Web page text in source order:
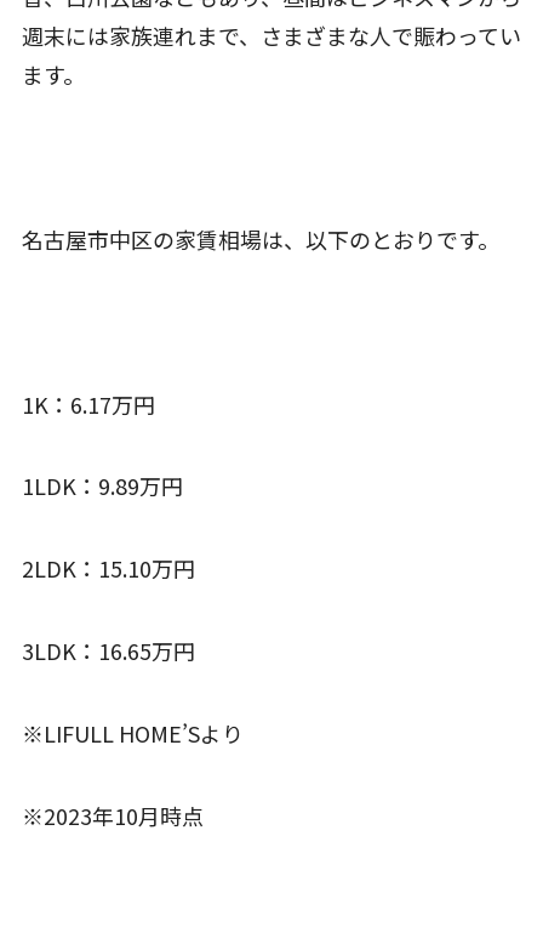
週末には家族連れまで、さまざまな人で賑わってい
ます。
名古屋市中区の家賃相場は、以下のとおりです。
1K：6.17万円
1LDK：9.89万円
2LDK：15.10万円
3LDK：16.65万円
※LIFULL HOME’Sより
※2023年10月時点